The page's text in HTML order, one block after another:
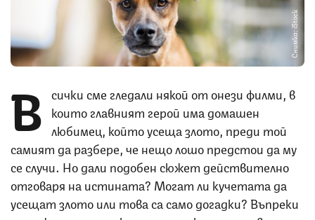
Снимка: iStock
В сички сме гледали някой от онези филми, в
които главният герой има домашен
любимец, който усеща злото, преди той
самият да разбере, че нещо лошо предстои да му
се случи. Но дали подобен сюжет действително
отговаря на истината? Могат ли кучетата да
усещат злото или това са само догадки? Въпреки